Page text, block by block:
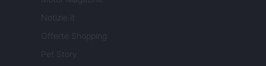
Notizie.it
Offerte Shopping
Pet Story